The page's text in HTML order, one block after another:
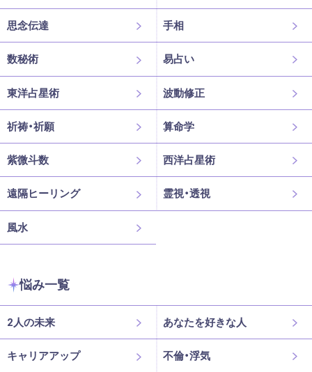
思念伝達 手相
数秘術 易占い
東洋占星術 波動修正
祈祷・祈願 算命学
紫微斗数 西洋占星術
遠隔ヒーリング 霊視・透視
風水
悩み一覧
2人の未来 あなたを好きな人
キャリアアップ 不倫・浮気